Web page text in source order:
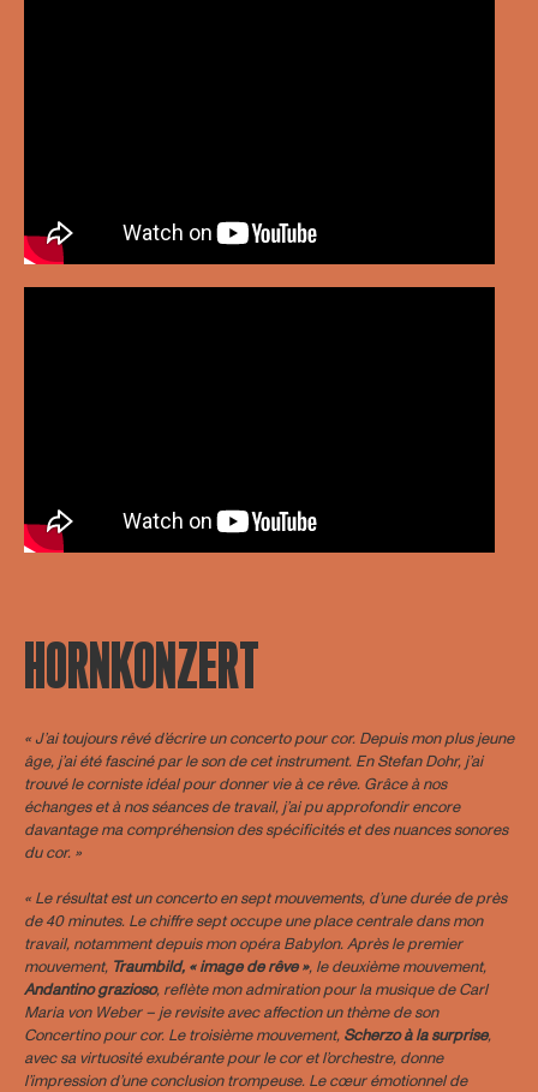
HORNKONZERT
« J’ai toujours rêvé d’écrire un concerto pour cor. Depuis mon plus jeune
âge, j’ai été fasciné par le son de cet instrument. En Stefan Dohr, j’ai
trouvé le corniste idéal pour donner vie à ce rêve. Grâce à nos
échanges et à nos séances de travail, j’ai pu approfondir encore
davantage ma compréhension des spécificités et des nuances sonores
du cor. »
« Le résultat est un concerto en sept mouvements, d’une durée de près
de 40 minutes. Le chiffre sept occupe une place centrale dans mon
travail, notamment depuis mon opéra Babylon. Après le premier
mouvement, Traumbild, « image de rêve », le deuxième mouvement,
Andantinograzioso, reflète mon admiration pour la musique de Carl
Maria von Weber – je revisite avec affection un thème de son
Concertino pour cor. Le troisième mouvement, Scherzo à la surprise,
avec sa virtuosité exubérante pour le cor et l’orchestre, donne
l’impression d’une conclusion trompeuse. Le cœur émotionnel de